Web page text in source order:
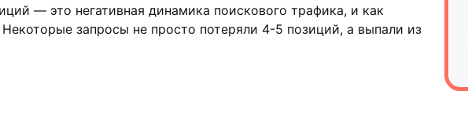
— это негативная динамика поискового трафика, и как
запросы не просто потеряли 4-5 позиций, а выпали из